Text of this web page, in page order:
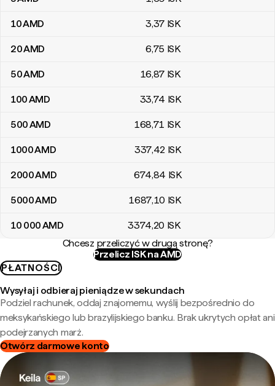
10AMD 3,37 ISK
20AMD 6,75 ISK
50AMD 16,87 ISK
100AMD 33,74 ISK
500AMD 168,71 ISK
1000AMD 337,42 ISK
2000AMD 674,84 ISK
5000AMD 1687,10 ISK
10 000AMD 3374,20 ISK
Chcesz przeliczyć w drugą stronę?
Przelicz ISK na AMD
PŁATNOŚCI
Wysyłaj i odbieraj pieniądze w sekundach
Podziel rachunek, oddaj znajomemu, wyślij bezpośrednio do
meksykańskiego lub brazylijskiego banku. Brak ukrytych opłat ani
podejrzanych marż.
Otwórz darmowe konto